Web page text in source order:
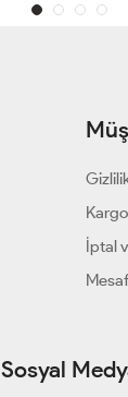
İptal
Sosyal